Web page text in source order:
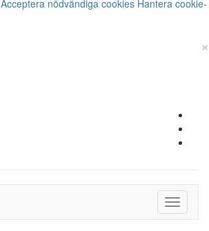
Acceptera nödvändiga cookies Hantera cookie-
×
Toggle